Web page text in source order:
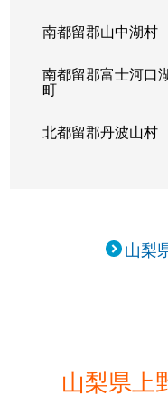
南都留郡山中湖村
南都留郡富士河口
町
北都留郡丹波山村
山梨
山梨県上